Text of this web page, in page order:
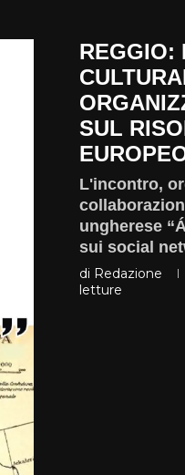
REGGIO:
SUL
L'incontro,
ungherese
sui social
di Redazione
letture